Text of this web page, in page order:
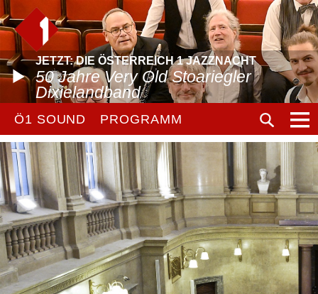
JETZT: DIE ÖSTERREICH 1 JAZZNACHT
50 Jahre Very Old Stoariegler
Dixielandband
Ö1 SOUND PROGRAMM